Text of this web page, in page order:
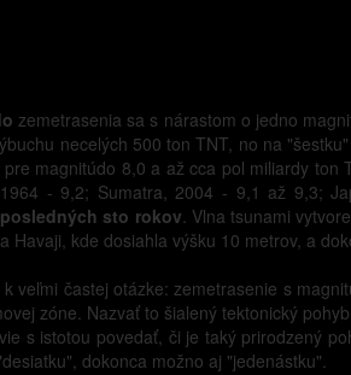
zemetrasenia sa s nárastom o jedno
necelých 500 ton TNT, no na
magnitúdo 8,0 a až cca pol miliardy
- 9,2; Sumatra, 2004 - 9,1 až 9,3;
sto rokov. Vlna tsunami
Havaji, kde dosiahla výšku 10 metrov, a
veľmi častej otázke: zemetrasenie s
zóne. Nazvať to šialený tektonický
s istotou povedať, či je taký prirodzený
dokonca možno aj "jedenástku".